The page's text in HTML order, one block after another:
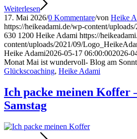
Weiterlesen
17. Mai 2026/0 Kommentare/von Heike
https://heikeadami.de/wp-content/
630 1200 Heike Adami https://
content/uploads/2021/09/
Heike Adami2026-05-17 06:00:002026-
Monat Mai ist wundervoll- Blog am
Glückscoaching, Heike Adami
Ich packe meinen Koffer
Samstag